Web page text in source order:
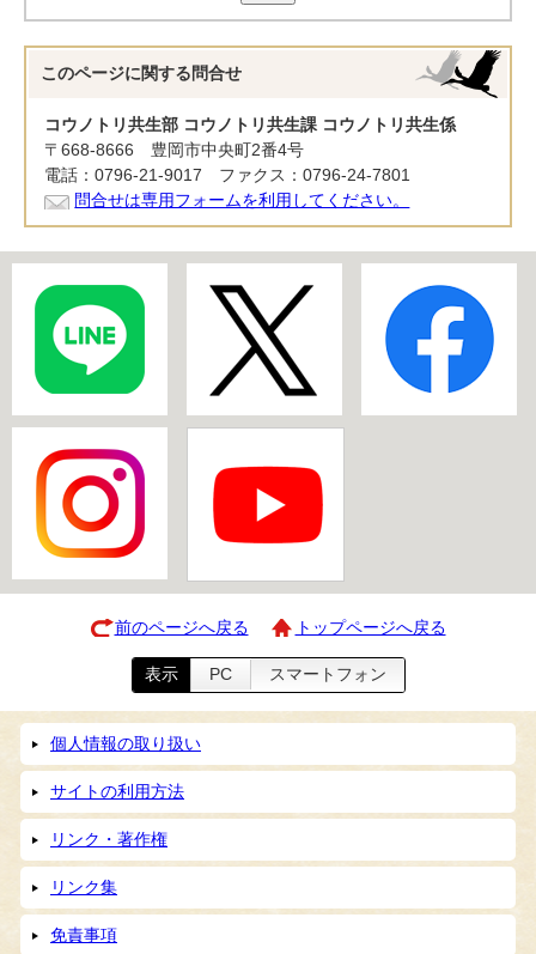
このページに関する 問合せ
コウノトリ共生部 コウノトリ共生課 コウノトリ共生係
〒668-8666 豊岡市中央町2番4号
電話：0796-21-9017 ファクス：0796-24-7801
問合せは専用フォームを利用してください。
前のページへ戻る トップページへ戻る
表示 PC スマートフォン
個人情報の取り扱い
サイトの利用方法
リンク・著作権
リンク集
免責事項